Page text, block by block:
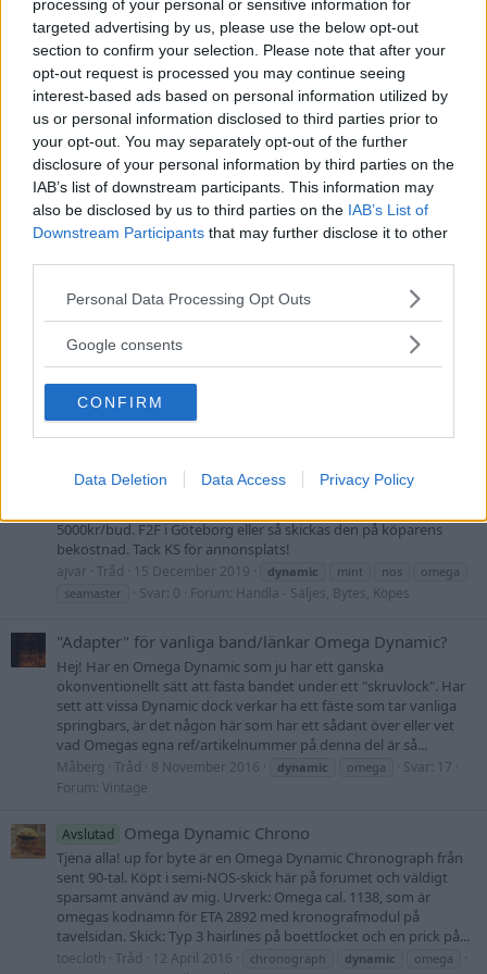
processing of your personal or sensitive information for
targeted advertising by us, please use the below opt-out
section to confirm your selection. Please note that after your
opt-out request is processed you may continue seeing
interest-based ads based on personal information utilized by
us or personal information disclosed to third parties prior to
your opt-out. You may separately opt-out of the further
disclosure of your personal information by third parties on the
IAB’s list of downstream participants. This information may
also be disclosed by us to third parties on the IAB’s List of
Downstream Participants that may further disclose it to other
Please note that this website/app uses one or more Google
not limited to your visit or usage behaviour. You may click to
use your data for below specified purposes in below Google
consent section.
Personal Data Processing Opt Outs
Google consents
CONFIRM
Data Deletion Data Access Privacy Policy
MicSeh Tråd 23 April 2022
dynamic
omega Svar: 0 Forum:Handla - Säljes, Bytes, Köpes
Avslutad
Omega Dynamic generation 3 date eller
kronograf
Köpes Omega Dynamic version/generation 3. Date eller
kronograf. Allt av intresse. Tack! /Pär
Tråd
omega
Svar: 0 Forum:Handla - Köpes
Master & Dynamic MW60 - Hörlurar för den
kräsne!
Säljer ett par galet snygga trådlösa kvalitétslurar i nyskick.
Använda en handfull gånger inomhus. Kommer med allt som
finns med vid köp i butik. Detta finns listat på länkarna nedan.
Aluminium och läder rakt igenom. Kostar svinmycket i Sverige
och rätt mycket direkt från Master & Dynamic :)...
Asplund Tråd 24 Januari 2020
Svar: 0 Forum:
En i mitt tyckte en så nära NOS/MINT seamaster dynamic man
5000kr/bud. F2F i Göteborg eller så skickas den på köparens
bekostnad. Tack KS för annonsplats!
ajvar Tråd 15 December 2019 dynamic mint nos
omega
seamaster
Svar: 0 Forum: Handla - Säljes, Bytes, Köpes
"Adapter" för vanliga band/länkar Omega Dynamic?
Hej! Har en Omega Dynamic som ju har ett ganska
okonventionellt sätt att fästa bandet under ett "skruvlock". Har
sett att vissa Dynamic dock verkar ha ett fäste som tar vanliga
springbars, är det någon här som har ett sådant över eller vet
vad Omegas egna ref/artikelnummer på denna del är så...
Måberg Tråd 8 November 2016 dynamic omega
Svar: 17
Forum: Vintage
Avslutad Omega Dynamic Chrono
Tjena alla! up for byte är en Omega Dynamic Chronograph från
sent 90-tal. Köpt i semi-NOS-skick här på forumet och väldigt
sparsamt använd av mig. Urverk: Omega cal. 1138, som är
omegas kodnamn för ETA 2892 med kronografmodul på
tavelsidan. Skick: Typ 3 hairlines på boettlocket och en prick på...
toecloth Tråd 12 April 2016 chronograph dynamic omega